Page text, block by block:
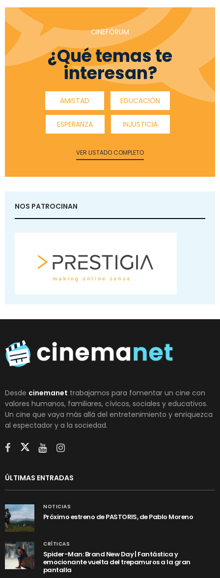
CINEFÓRUM
¿Qué temas te
interesan?
AMISTAD EDUCACIÓN
ESPERANZA INJUSTICIA
VER LISTADO COMPLETO
NOS PATROCINAN
Desde cinemanet trabajamos para fomentar un cine con
valores humanos, familiares, cívicos, sociales y educativos.
Un cine que vaya más allá del entretenimiento y enriquezca
al espectador y a la sociedad.
ÚLTIMAS ENTRADAS
NOTICIAS
Próximo estreno de PASTORIS, de Pablo Moreno
CRÍTICAS
Spider-Man: Brand New Day | Fantástica y
emocionante vuelta del trepamuros a la gran
pantalla